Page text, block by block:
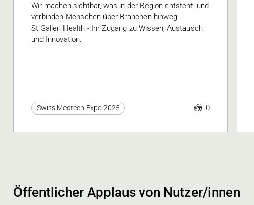
Wir machen sichtbar, was in der Region entsteht, und
verbinden Menschen über Branchen hinweg.
St.Gallen Health - Ihr Zugang zu Wissen, Austausch
und Innovation.
Swiss Medtech Expo 2025 0
Öffentlicher Applaus von Nutzer/innen